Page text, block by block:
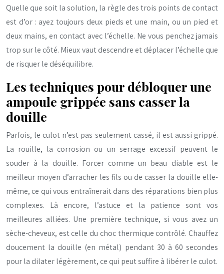
Quelle que soit la solution, la règle des trois points de contact
est d’or : ayez toujours deux pieds et une main, ou un pied et
deux mains, en contact avec l’échelle. Ne vous penchez jamais
trop sur le côté. Mieux vaut descendre et déplacer l’échelle que
de risquer le déséquilibre.
Les techniques pour débloquer une
ampoule grippée sans casser la
douille
Parfois, le culot n’est pas seulement cassé, il est aussi grippé.
La rouille, la corrosion ou un serrage excessif peuvent le
souder à la douille. Forcer comme un beau diable est le
meilleur moyen d’arracher les fils ou de casser la douille elle-
même, ce qui vous entraînerait dans des réparations bien plus
complexes. Là encore, l’astuce et la patience sont vos
meilleures alliées. Une première technique, si vous avez un
sèche-cheveux, est celle du choc thermique contrôlé. Chauffez
doucement la douille (en métal) pendant 30 à 60 secondes
pour la dilater légèrement, ce qui peut suffire à libérer le culot.